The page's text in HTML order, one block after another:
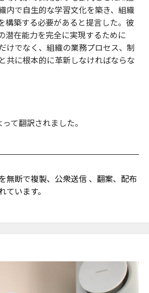
内で自生的な学習文化を築き、組織
構築する必要があると提言した。彼
潜在能力を完全に実現するために
けでなく、組織の業務プロセス、制
共に根本的に革新しなければならな
て翻訳されました。
無断で複製、公衆送信 、翻案、配布
います。